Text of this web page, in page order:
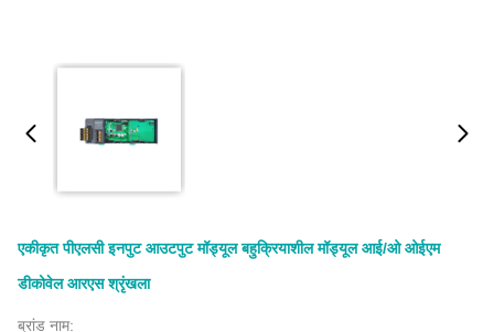
एकीकृत पीएलसी इनपुट आउटपुट मॉड्यूल बहुक्रियाशील मॉड्यूल आई/ओ ओईएम
डीकोवेल आरएस श्रृंखला
ब्रांड नाम: